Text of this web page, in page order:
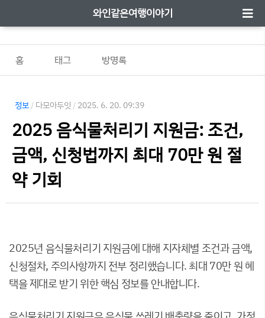
와인같은여행이야기
홈 태그 방명록
정보 / 다모아두잇 / 2025. 6. 20. 09:39
2025 음식물처리기 지원금: 조건,
금액, 신청법까지 최대 70만 원 절
약 기회
2025년 음식물처리기 지원금에 대해 지자체별 조건과 금액,
신청절차, 주의사항까지 전부 정리했습니다. 최대 70만 원 혜
택을 제대로 받기 위한 핵심 정보를 안내합니다.